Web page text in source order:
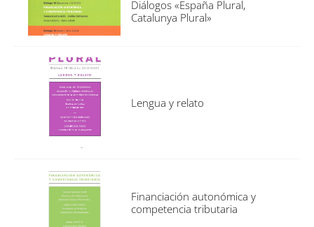
Diálogos «España Plural,
Catalunya Plural»
Lengua y relato
Financiación autonómica y
competencia tributaria